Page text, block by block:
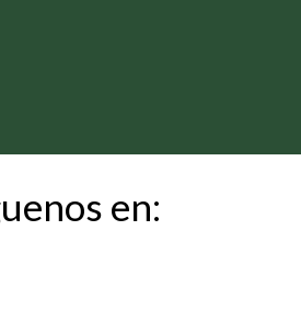
en: